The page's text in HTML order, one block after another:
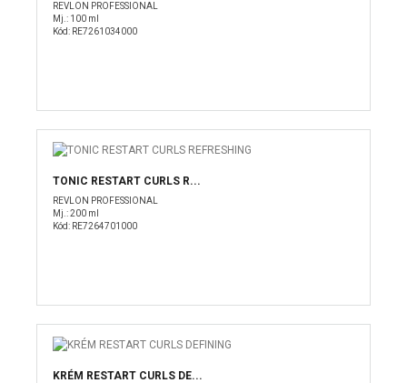
REVLON PROFESSIONAL
Mj.: 100 ml
Kód: RE7261034000
TONIC RESTART CURLS R...
REVLON PROFESSIONAL
Mj.: 200 ml
Kód: RE7264701000
KRÉM RESTART CURLS DE...